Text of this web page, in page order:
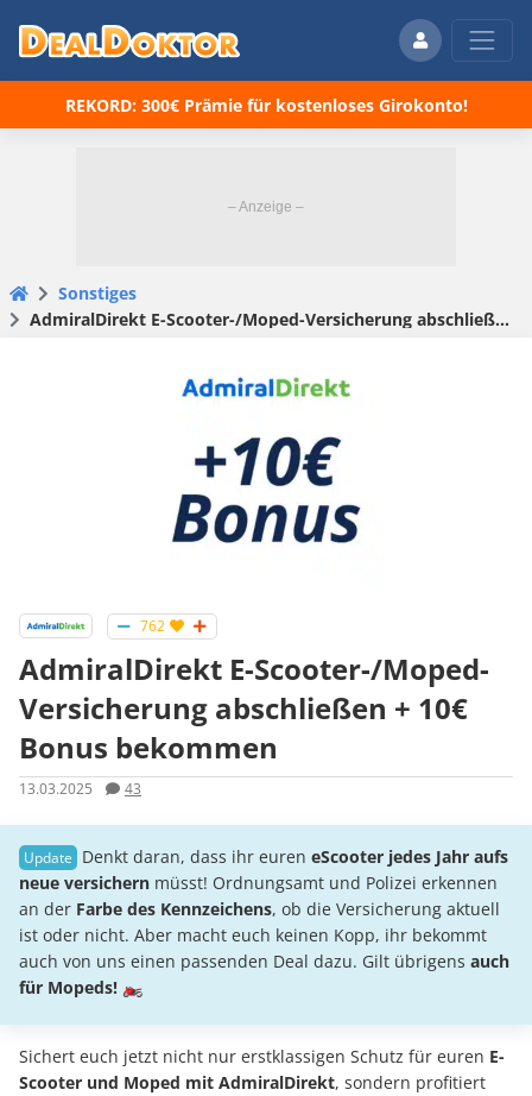
REKORD: 300€ Prämie für kostenloses Girokonto!
Sonstiges
AdmiralDirekt E-Scooter-/Moped-Versicherung abschließen + 10€ Bonus bekommen
762
AdmiralDirekt E-Scooter-/Moped-
Versicherung abschließen + 10€
Bonus bekommen
13.03.2025 43
Denkt daran, dass ihr euren eScooter jedes Jahr aufs
neue versichern müsst! Ordnungsamt und Polizei erkennen
an der Farbe des Kennzeichens, ob die Versicherung aktuell
ist oder nicht. Aber macht euch keinen Kopp, ihr bekommt
auch von uns einen passenden Deal dazu. Gilt übrigens auch
für Mopeds! 🏍️
Sichert euch jetzt nicht nur erstklassigen Schutz für euren E-
Scooter und Moped mit AdmiralDirekt, sondern profitiert